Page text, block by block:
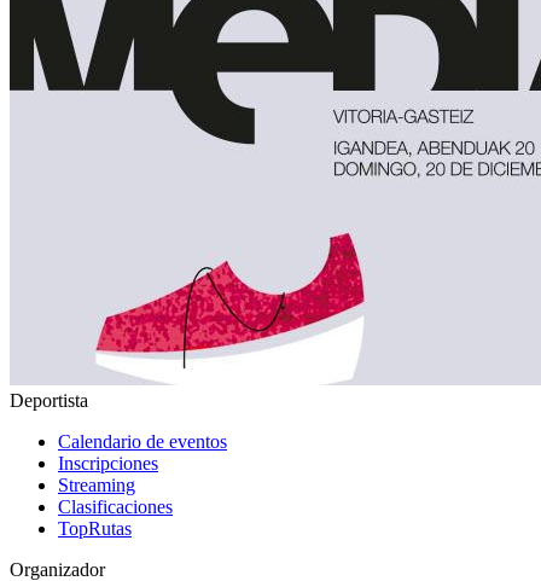
Deportista
Calendario de eventos
Inscripciones
Streaming
Clasificaciones
TopRutas
Organizador